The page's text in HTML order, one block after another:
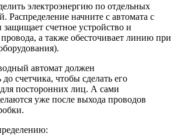
электроэнергию по отдельных
Распределение начните с автомата с
счетное устройство и
а также обесточивает линию при
автомат должен
до счетчика, чтобы сделать его
посторонних лиц. А сами
уже после выхода проводов